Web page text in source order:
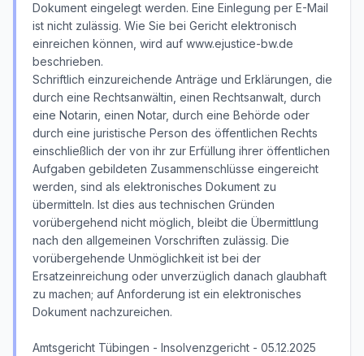
Dokument eingelegt werden. Eine Einlegung per E-Mail
ist nicht zulässig. Wie Sie bei Gericht elektronisch
einreichen können, wird auf www.ejustice-bw.de
beschrieben.
Schriftlich einzureichende Anträge und Erklärungen, die
durch eine Rechtsanwältin, einen Rechtsanwalt, durch
eine Notarin, einen Notar, durch eine Behörde oder
durch eine juristische Person des öffentlichen Rechts
einschließlich der von ihr zur Erfüllung ihrer öffentlichen
Aufgaben gebildeten Zusammenschlüsse eingereicht
werden, sind als elektronisches Dokument zu
übermitteln. Ist dies aus technischen Gründen
vorübergehend nicht möglich, bleibt die Übermittlung
nach den allgemeinen Vorschriften zulässig. Die
vorübergehende Unmöglichkeit ist bei der
Ersatzeinreichung oder unverzüglich danach glaubhaft
zu machen; auf Anforderung ist ein elektronisches
Dokument nachzureichen.
Amtsgericht Tübingen - Insolvenzgericht - 05.12.2025